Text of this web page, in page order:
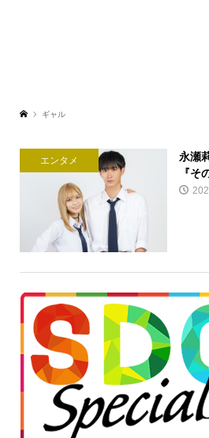
ギャル
エンタメ
永瀬
『そ